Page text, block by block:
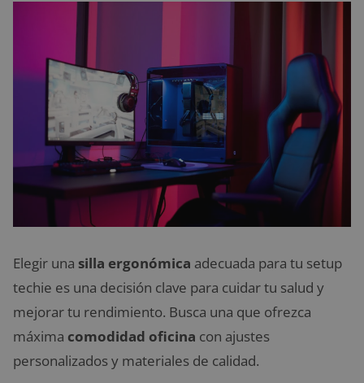
Elegir una silla ergonómica adecuada para tu setup
techie es una decisión clave para cuidar tu salud y
mejorar tu rendimiento. Busca una que ofrezca
máxima comodidad oficina con ajustes
personalizados y materiales de calidad.